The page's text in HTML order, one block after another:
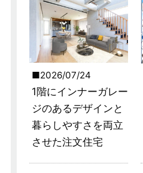
2026/07/24
1階にインナーガレー
ジのあるデザインと
暮らしやすさを両立
させた注文住宅